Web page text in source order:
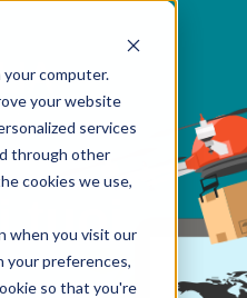
computer.
your website
services
through other
cookies we use,
when you visit our
your preferences,
so that you're
tuoi